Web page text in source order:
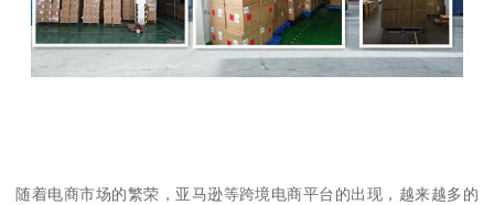
随着电商市场的繁荣，亚马逊等跨境电商平台的出现，越来越多的